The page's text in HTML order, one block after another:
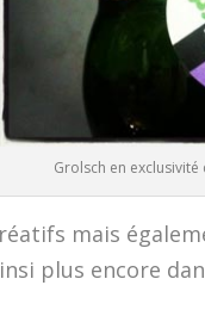
Grolsch en exclusivité
mais
plus encore